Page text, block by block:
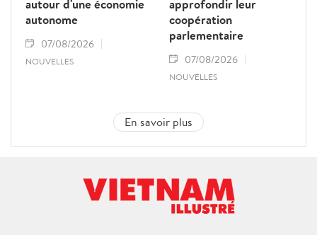
autour d'une économie
autonome
07/08/2026
NOUVELLES
approfondir leur
coopération
parlementaire
07/08/2026
NOUVELLES
En savoir plus